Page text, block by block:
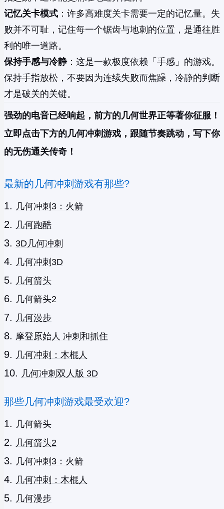
记忆关卡模式 ：许多高难度关卡需要一定的记忆量。失
败并不可耻，记住每一个锯齿与地刺的位置，是通往胜
利的唯一道路。
保持手感与冷静：这是一款极度依赖「手感」的游戏。
保持手指放松，不要因为连续失败而焦躁，冷静的判断
才是破关的关键。
强劲的电音已经响起，前方的几何世界正等著你征服！
立即点击下方的几何冲刺游戏，跟随节奏跳动，写下你
的无伤通关传奇！
最新的几何冲刺游戏有那些?
几何冲刺3：火箭
几何跑酷
3D几何冲刺
几何冲刺3D
几何箭头
几何箭头2
几何漫步
摩登原始人 冲刺和抓住
几何冲刺：木棍人
几何冲刺双人版 3D
那些几何冲刺游戏最受欢迎?
几何箭头
几何箭头2
几何冲刺3：火箭
几何冲刺：木棍人
几何漫步